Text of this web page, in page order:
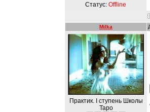
Статус: Offline
Milka
Практик. І ступень Школы
Таро